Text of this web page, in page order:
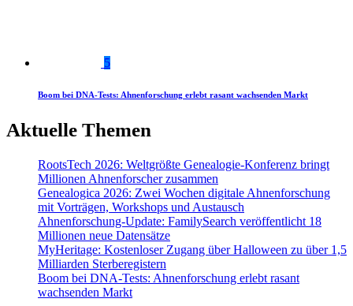
5
Boom bei DNA-Tests: Ahnenforschung erlebt rasant wachsenden Markt
Aktuelle Themen
RootsTech 2026: Weltgrößte Genealogie-Konferenz bringt
Millionen Ahnenforscher zusammen
Genealogica 2026: Zwei Wochen digitale Ahnenforschung
mit Vorträgen, Workshops und Austausch
Ahnenforschung-Update: FamilySearch veröffentlicht 18
Millionen neue Datensätze
MyHeritage: Kostenloser Zugang über Halloween zu über 1,5
Milliarden Sterberegistern
Boom bei DNA-Tests: Ahnenforschung erlebt rasant
wachsenden Markt